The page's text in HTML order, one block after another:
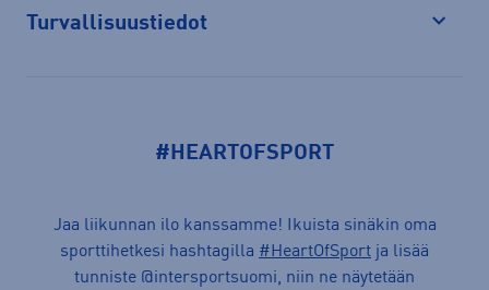
Turvallisuustiedot
#HEARTOFSPORT
Jaa liikunnan ilo kanssamme! Ikuista sinäkin oma
sporttihetkesi hashtagilla #HeartOfSport ja lisää
tunniste @intersportsuomi, niin ne näytetään